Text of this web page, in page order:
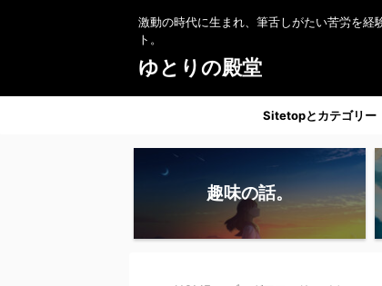
激動の時代に生まれ、筆舌しがたい苦労を経
ト。
ゆとりの殿堂
Sitetopとカテゴリー
趣味の話。